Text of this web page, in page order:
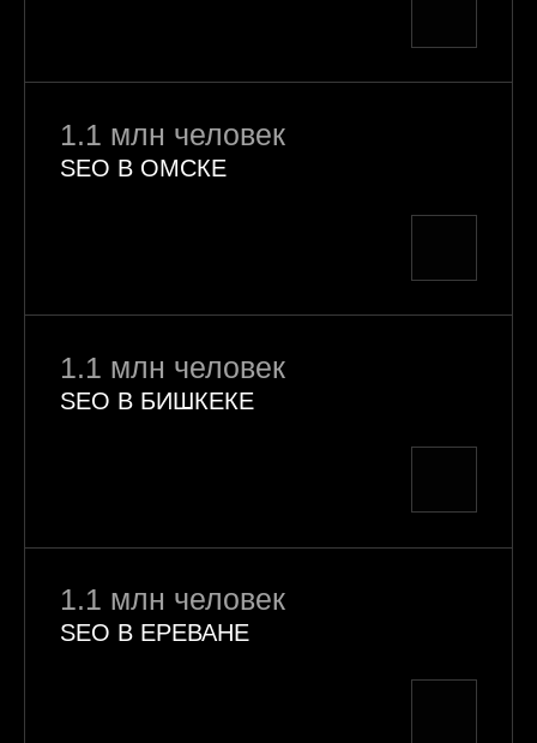
1.1 млн человек
SEO В ОМСКЕ
1.1 млн человек
SEO В БИШКЕКЕ
1.1 млн человек
SEO В ЕРЕВАНЕ